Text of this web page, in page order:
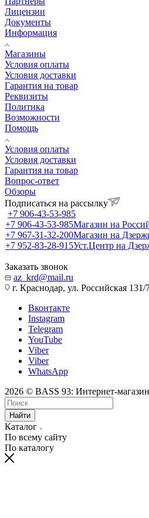
Лицензии
Документы
Информация
Магазины
Условия оплаты
Условия доставки
Гарантия на товар
Реквизиты
Политика
Возможности
Помощь
Условия оплаты
Условия доставки
Гарантия на товар
Вопрос-ответ
Обзоры
Подписаться на рассылку
+7 906-43-53-985
+7 906-43-53-985Магазин на
+7 967-31-32-200Магазин на
+7 952-83-28-915Уст.Центр на
Заказать звонок
az_krd@mail.ru
г. Краснодар, ул. Российская 131/
Вконтакте
Instagram
Telegram
YouTube
Viber
Viber
WhatsApp
2026 © BASS 93: Интернет-магазин
Найти
Каталог
По всему сайту
По каталогу